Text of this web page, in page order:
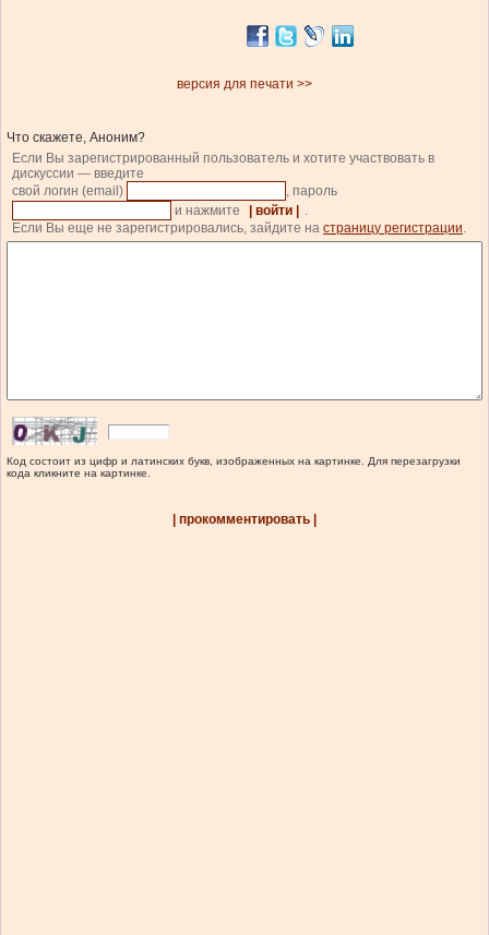
версия для печати >>
Что скажете, Аноним?
Если Вы зарегистрированный пользователь и хотите участвовать в
дискуссии — введите
свой логин (email)
, пароль
и нажмите
| войти |
.
Если Вы еще не зарегистрировались, зайдите на страницу регистрации.
Код состоит из цифр и латинских букв, изображенных на картинке. Для перезагрузки
кода кликните на картинке.
| прокомментировать |